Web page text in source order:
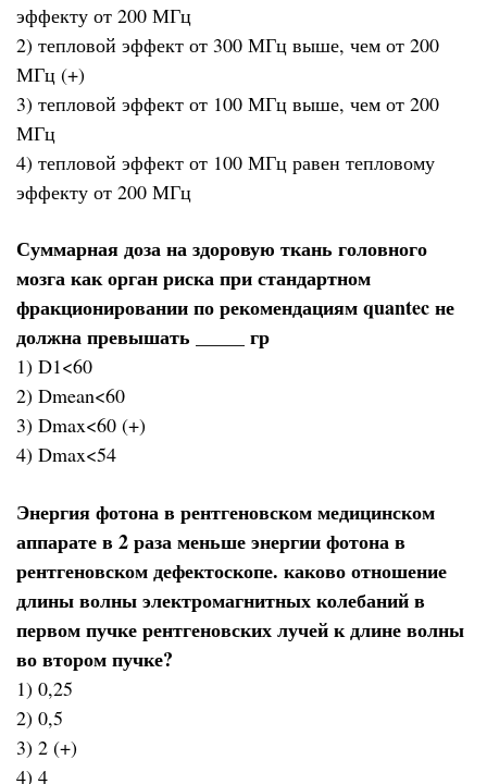
эффекту от 200 МГц
2) тепловой эффект от 300 МГц выше, чем от 200
МГц (+)
3) тепловой эффект от 100 МГц выше, чем от 200
МГц
4) тепловой эффект от 100 МГц равен тепловому
эффекту от 200 МГц
Суммарная доза на здоровую ткань головного
мозга как орган риска при стандартном
фракционировании по рекомендациям quantec не
должна превышать _____ гр
1) D1<60
2) Dmean<60
3) Dmax<60 (+)
4) Dmax<54
Энергия фотона в рентгеновском медицинском
аппарате в 2 раза меньше энергии фотона в
рентгеновском дефектоскопе. каково отношение
длины волны электромагнитных колебаний в
первом пучке рентгеновских лучей к длине волны
во втором пучке?
1) 0,25
2) 0,5
3) 2 (+)
4) 4